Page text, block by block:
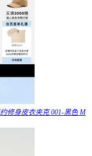
修身皮衣夹克 001-黑色 M